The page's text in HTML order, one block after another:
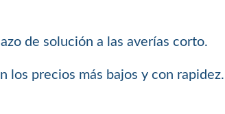
de solución a las averías corto.
los precios más bajos y con rapidez.